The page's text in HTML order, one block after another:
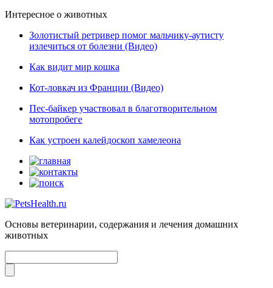
Интересное о животных
Золотистый ретривер помог мальчику-аутисту
излечиться от болезни (Видео)
Как видит мир кошка
Кот-ловкач из Франции (Видео)
Пес-байкер участвовал в благотворительном
мотопробеге
Как устроен калейдоскоп хамелеона
Основы ветеринарии, содержания и лечения домашних
животных